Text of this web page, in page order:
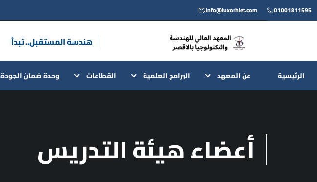
01001811595
info@luxorhiet.com
هندسة المست|
الرئيسية عن المعهد البرامج العلمية القطاعات وحدة ضمان الجودة
أعضاء هيئة التدريس